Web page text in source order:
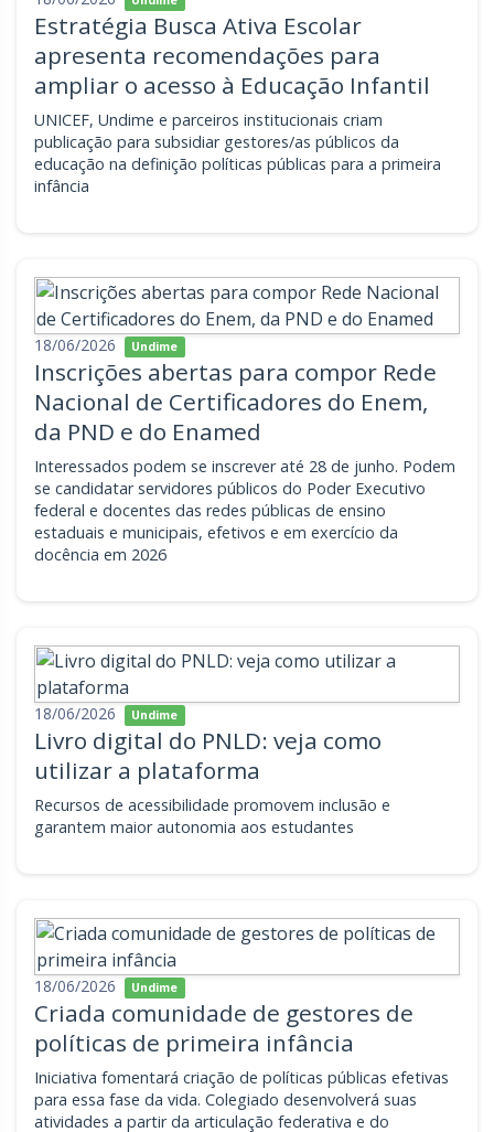
Estratégia Busca Ativa Escolar
apresenta recomendações para
ampliar o acesso à Educação Infantil
UNICEF, Undime e parceiros institucionais criam
publicação para subsidiar gestores/as públicos da
educação na definição políticas públicas para a primeira
infância
18/06/2026 Undime
Inscrições abertas para compor Rede
Nacional de Certificadores do Enem,
da PND e do Enamed
Interessados podem se inscrever até 28 de junho. Podem
se candidatar servidores públicos do Poder Executivo
federal e docentes das redes públicas de ensino
estaduais e municipais, efetivos e em exercício da
docência em 2026
18/06/2026 Undime
Livro digital do PNLD: veja como
utilizar a plataforma
Recursos de acessibilidade promovem inclusão e
garantem maior autonomia aos estudantes
18/06/2026 Undime
Criada comunidade de gestores de
políticas de primeira infância
Iniciativa fomentará criação de políticas públicas efetivas
para essa fase da vida. Colegiado desenvolverá suas
atividades a partir da articulação federativa e do